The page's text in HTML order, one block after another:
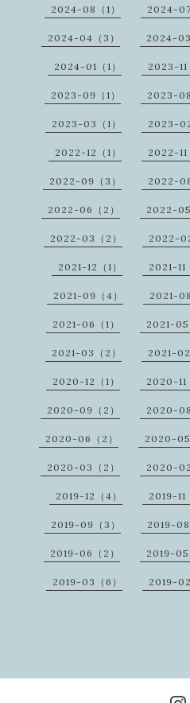
2024-08（1） 2024-07
2024-04（3） 2024-03
2024-01（1） 2023-11
2023-09（1） 2023-08
2023-03（1） 2023-02
2022-12（1） 2022-11
2022-09（3） 2022-08
2022-06（2） 2022-05
2022-03（2） 2022-02
2021-12（1） 2021-11
2021-09（4） 2021-08
2021-06（1） 2021-05
2021-03（2） 2021-02
2020-12（1） 2020-11
2020-09（2） 2020-08
2020-06（2） 2020-05
2020-03（2） 2020-02
2019-12（4） 2019-11
2019-09（3） 2019-08
2019-06（2） 2019-05
2019-03（6） 2019-02